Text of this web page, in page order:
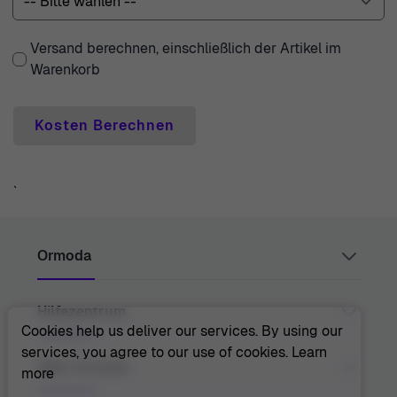
Versand berechnen, einschließlich der Artikel im
Warenkorb
Kosten Berechnen
`
Ormoda
Juul Grietensstraat 9/11, 2140 Antwerp, Belgium
support@ormoda.com
Montag bis Donnerstag zwischen 9:30 und 18:00 Uhr
(MEZ)
Hilfezentrum
Hilfezentrum
Über Ormoda
Cookies help us deliver our services. By using our
services, you agree to our use of cookies. Learn
more